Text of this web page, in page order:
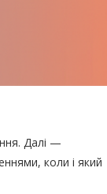
Далі —
коли і який